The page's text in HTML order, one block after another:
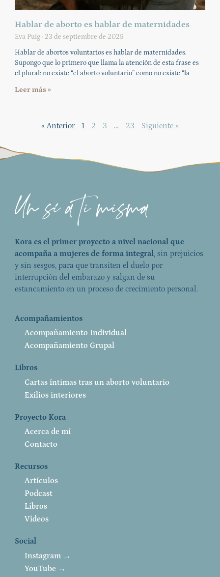
Hablar de aborto es hablar de maternidades
Eva Puig
23 de septiembre de 2025
Hablar de abortos voluntarios es hablar de maternidades.
Supongo que lo primero que llama la atención de esta frase es
el plural: no existe “el aborto voluntario” como no existe “la
Leer más »
« Anterior 1 2 3 … 23 Siguiente »
Kora es el primer proyecto a nivel nacional que
acompaña a mujeres de forma integral, sin prejuicios
y sin sesgos, para que transiten el duelo por
interrupción del embarazo y salgan de su
estancamiento en un proceso de crecimiento personal.
Acompañamientos
Acompañamiento Individual
Acompañamiento Grupal
Libros
Cartas íntimas tras un aborto voluntario
Exilios interiores
Proyecto Kora
Acerca de mí
Contacto
Recursos
Artículos
Podcast
Libros
Vídeos
Social
Instagram →
YouTube →